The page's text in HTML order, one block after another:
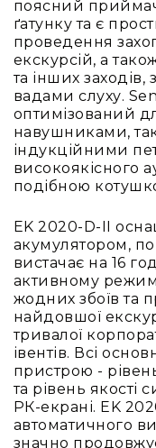
поясний
ґатунку та є
проведення
екскурсій, а
та інших
вадами слуху.
оптимізований
навушниками,
індукційними
високоякісного
подібною
EK 2020-D-II
акумулятором,
вистачає на 16
активному
жодних збоїв та
найдовшої
тривалої
івентів. Всі
пристрою -
та рівень якості
РК-екрані. EK
автоматичного
значно